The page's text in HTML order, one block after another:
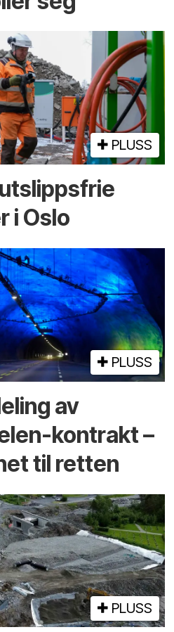
PLUSS
i Oslo
PLUSS
av
kontrakt –
til retten
PLUSS